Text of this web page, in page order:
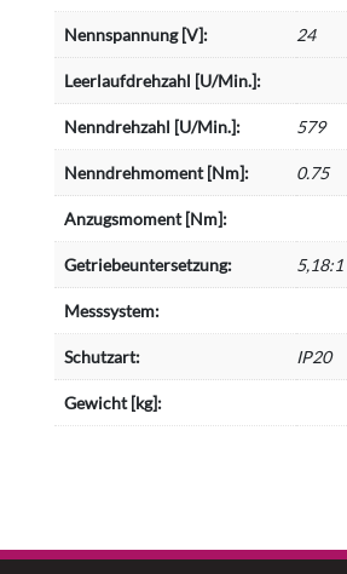
Nennspannung [V]: 24
Leerlaufdrehzahl [U/Min.]:
Nenndrehzahl [U/Min.]: 579
Nenndrehmoment [Nm]: 0.75
Anzugsmoment [Nm]:
Getriebeuntersetzung: 5,18:1
Messsystem:
Schutzart: IP20
Gewicht [kg]: